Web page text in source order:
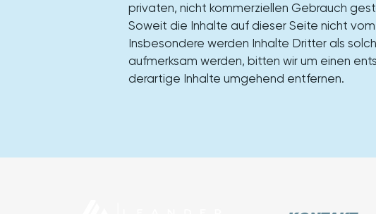
privaten, nicht kommerziellen Gebrauch
Soweit die Inhalte auf dieser Seite nicht
Insbesondere werden Inhalte Dritter als
aufmerksam werden, bitten wir um einen
derartige Inhalte umgehend entfernen.